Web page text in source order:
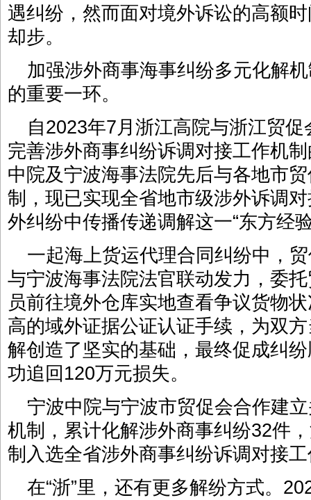
遇纠纷，然而面对境外诉讼的高额
却步。
加强涉外商事海事纠纷多元化解
的重要一环。
自2023年7月浙江高院与浙江贸
完善涉外商事纠纷诉调对接工作机
中院及宁波海事法院先后与各地市
制，现已实现全省地市级涉外诉调
外纠纷中传播传递调解这一“东方经
一起海上货运代理合同纠纷中，
与宁波海事法院法官联动发力，委
员前往境外仓库实地查看争议货物
高的域外证据公证认证手续，为双
解创造了坚实的基础，最终促成纠
功追回120万元损失。
宁波中院与宁波市贸促会合作建
机制，累计化解涉外商事纠纷32件
制入选全省涉外商事纠纷诉调对接
在“浙”里，还有更多解纷方式。